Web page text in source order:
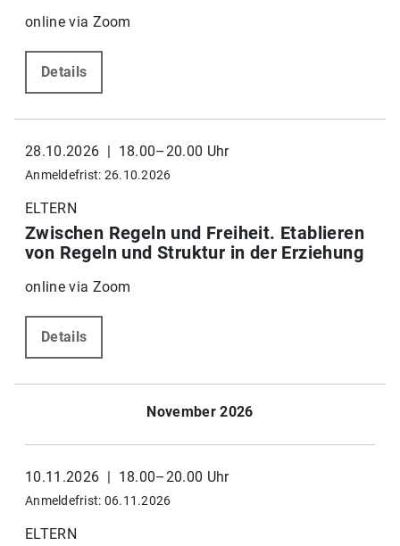
online via Zoom
Details
28.10.2026 | 18.00–20.00 Uhr
Anmeldefrist: 26.10.2026
ELTERN
Zwischen Regeln und Freiheit. Etablieren
von Regeln und Struktur in der Erziehung
online via Zoom
Details
November 2026
10.11.2026 | 18.00–20.00 Uhr
Anmeldefrist: 06.11.2026
ELTERN